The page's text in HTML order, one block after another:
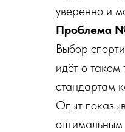
уверенно и
Проблема
Выбор
идёт о таком
стандартам
Опыт